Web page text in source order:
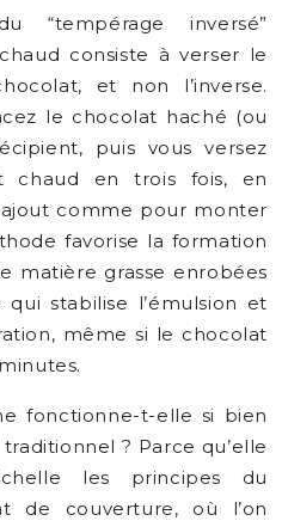
“tempérage inversé”
consiste à verser le
et non l’inverse.
le chocolat haché (ou
puis vous versez
chaud en trois fois, en
comme pour monter
favorise la formation
matière grasse enrobées
stabilise l’émulsion et
même si le chocolat
fonctionne-t-elle si bien
? Parce qu’elle
les principes du
de couverture, où l’on